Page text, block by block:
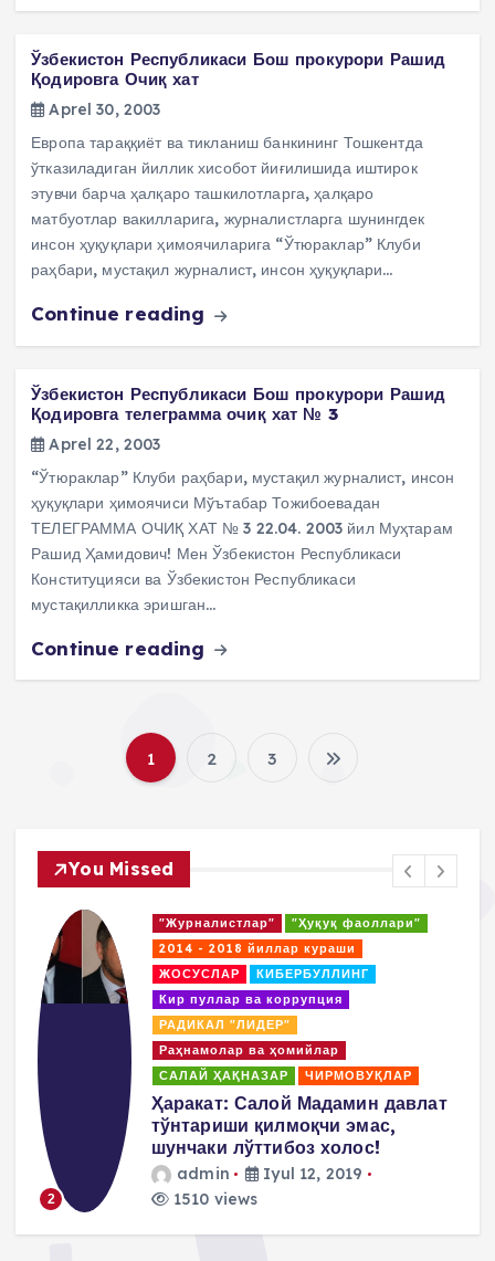
Ўзбекистон Республикаси Бош прокурори Рашид
Қодировга Очиқ хат
Aprel 30, 2003
Европа тараққиёт ва тикланиш банкининг Тошкентда
ўтказиладиган йиллик хисобот йиғилишида иштирок
этувчи барча ҳалқаро ташкилотларга, ҳалқаро
матбуотлар вакилларига, журналистларга шунингдек
инсон ҳуқуқлари ҳимоячиларига “Ўтюраклар” Клуби
раҳбари, мустақил журналист, инсон ҳуқуқлари…
Continue reading
Ўзбекистон Республикаси Бош прокурори Рашид
Қодировга телеграмма очиқ хат № 3
Aprel 22, 2003
“Ўтюраклар” Клуби раҳбари, мустақил журналист, инсон
ҳуқуқлари ҳимоячиси Мўътабар Тожибоевадан
ТЕЛЕГРАММА ОЧИҚ ХАТ № 3 22.04. 2003 йил Муҳтарам
Рашид Ҳамидович! Мен Ўзбекистон Республикаси
Конституцияси ва Ўзбекистон Республикаси
мустақилликка эришган…
Continue reading
P
t
s
p
a
g
i
1 2 3
You Missed
2
"Журналистлар"
"Ҳуқуқ фаоллари"
2014 - 2018 йиллар кураши
ЖОСУСЛАР
КИБЕРБУЛЛИНГ
Кир пуллар ва коррупция
РАДИКАЛ "ЛИДЕР"
Раҳнамолар ва ҳомийлар
САЛАЙ ҲАҚНАЗАР
ЧИРМОВУҚЛАР
Ҳаракат: Салой Мадамин давлат
тўнтариши қилмоқчи эмас,
шунчаки лўттибоз холос!
admin
Iyul 12, 2019
1510 views